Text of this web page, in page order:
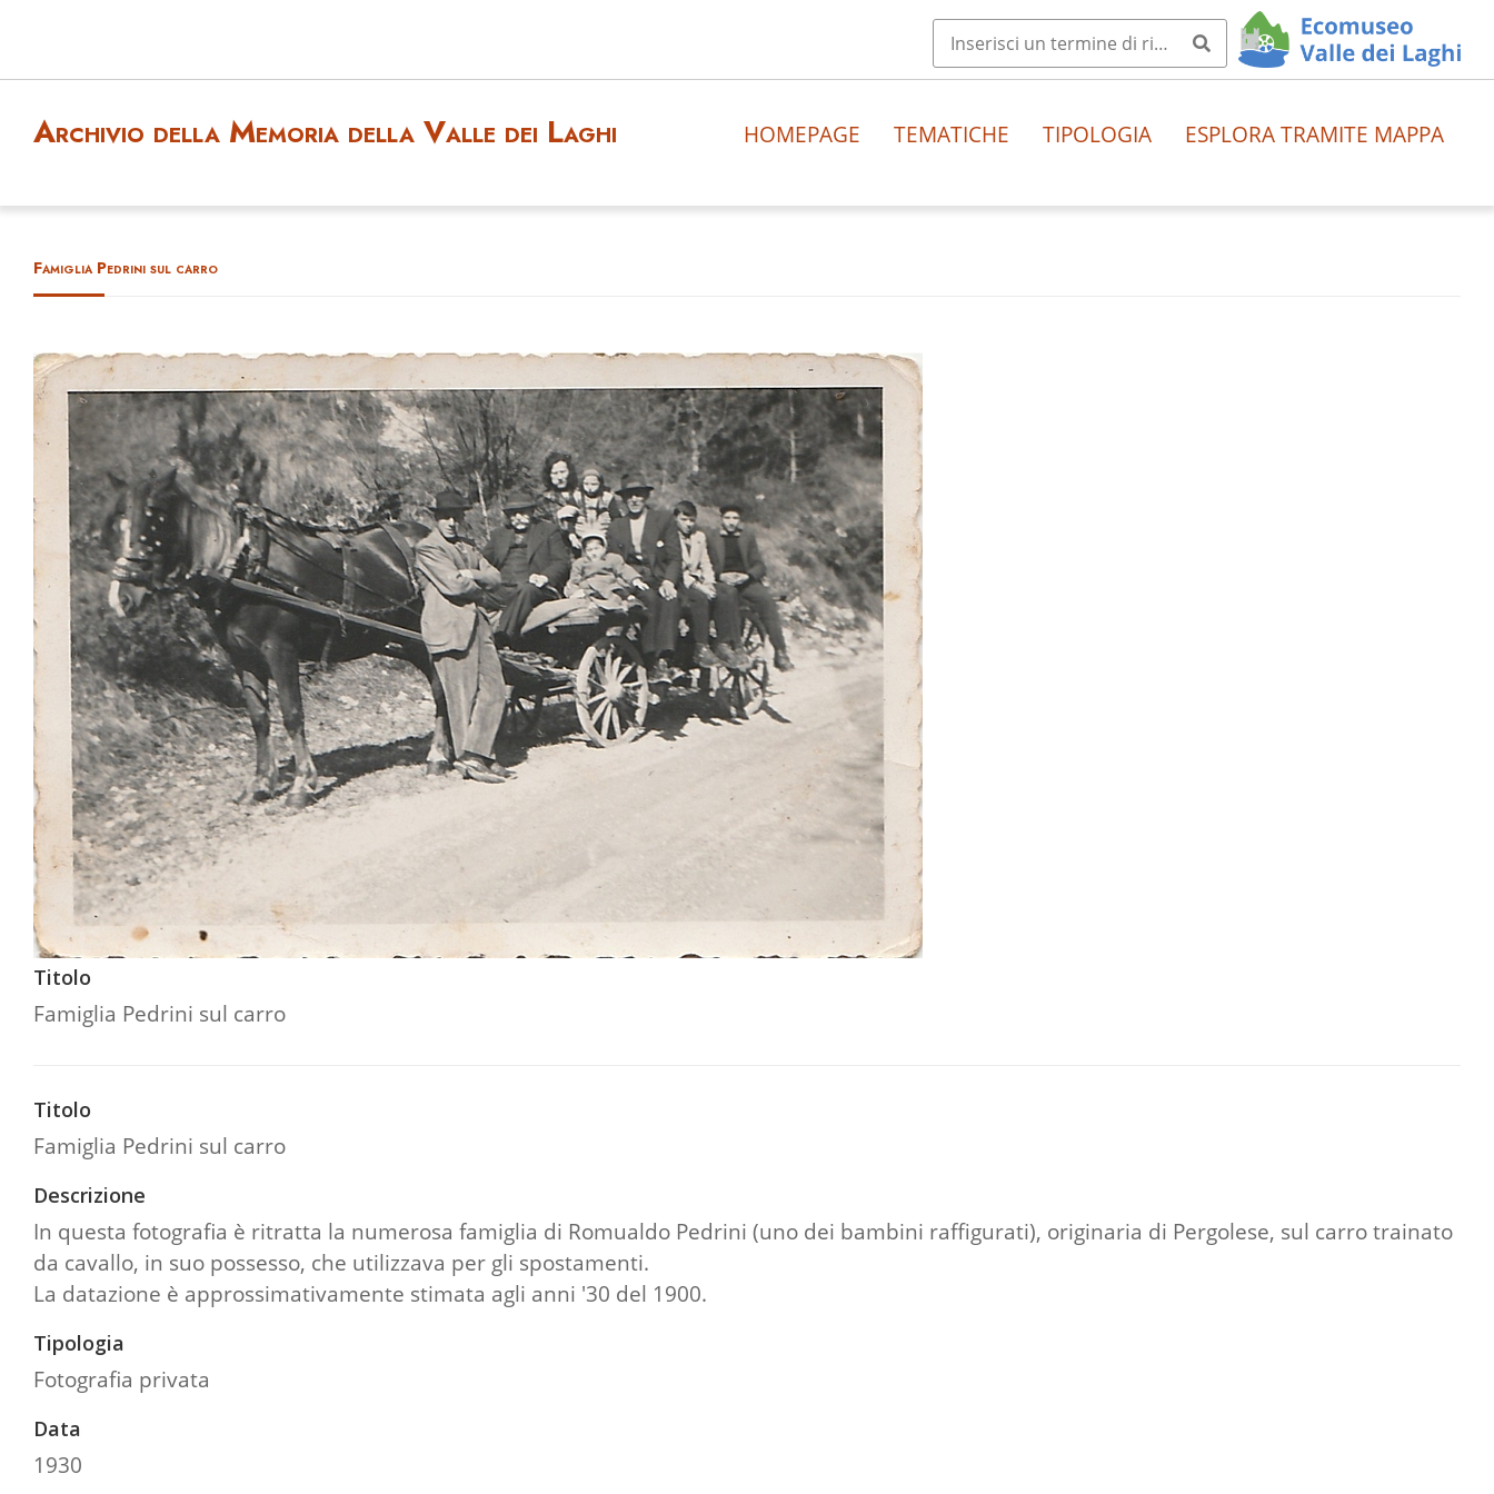
Archivio della Memoria della Valle dei Laghi HOMEPAGE TEMATICHE TIPOLOGIA ESPLORA TRAMITE MAPPA
Famiglia Pedrini sul carro
Titolo
Famiglia Pedrini sul carro
Titolo
Famiglia Pedrini sul carro
Descrizione
In questa fotografia è ritratta la numerosa famiglia di Romualdo Pedrini (uno dei bambini raffigurati), originaria di Pergolese, sul carro trainato
da cavallo, in suo possesso, che utilizzava per gli spostamenti.
La datazione è approssimativamente stimata agli anni '30 del 1900.
Tipologia
Fotografia privata
Data
1930